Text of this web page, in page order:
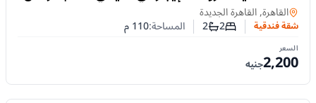
وفيو وايد جاردن
شقة فندقيةفي
القاهرة, القاهرة الجديدة
شقة فندقية عدد غرف النوم
2عدد الحمامات
2 المساحة:110م
السعر
2,200جنيه